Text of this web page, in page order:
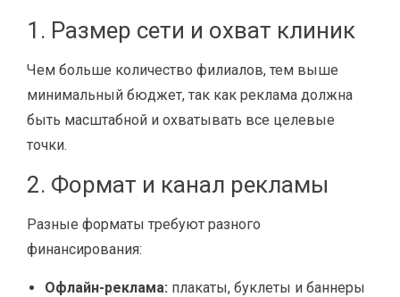
1. Размер сети и охват клиник
Чем больше количество филиалов, тем выше
минимальный бюджет, так как реклама должна
быть масштабной и охватывать все целевые
точки.
2. Формат и канал рекламы
Разные форматы требуют разного
финансирования:
Офлайн-реклама: плакаты, буклеты и баннеры